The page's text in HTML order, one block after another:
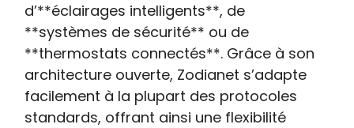
d’**éclairages intelligents**, de
**systèmes de sécurité** ou de
**thermostats connectés**. Grâce à son
architecture ouverte, Zodianet s’adapte
facilement à la plupart des protocoles
standards, offrant ainsi une flexibilité